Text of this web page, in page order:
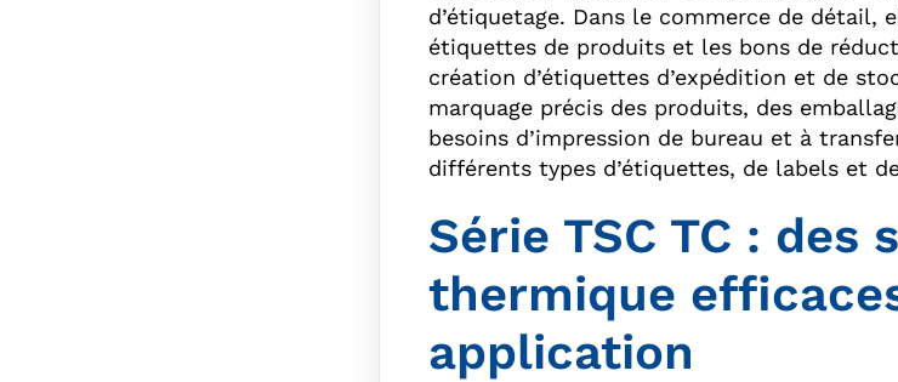
d’étiquetage. Dans le commerce de
étiquettes de produits et les bons de
création d’étiquettes d’expédition et de
marquage précis des produits, des
besoins d’impression de bureau et à
différents types d’étiquettes, de labels et
Série TSC TC :
thermique
application